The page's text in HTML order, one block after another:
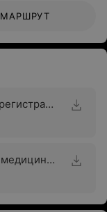
МАРШРУТ
Свидетельство о государственной регистрации
Лицензия на право осуществления медицинской деятельности